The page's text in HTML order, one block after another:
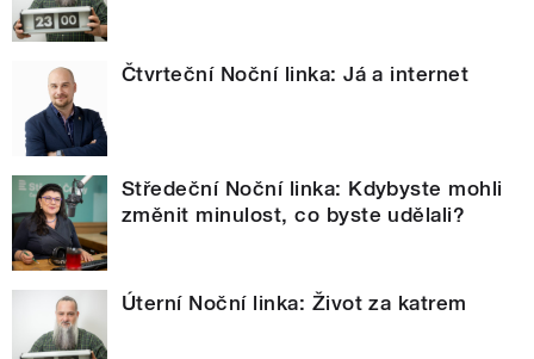
Čtvrteční Noční linka: Já a internet
Středeční Noční linka: Kdybyste mohli
změnit minulost, co byste udělali?
Úterní Noční linka: Život za katrem